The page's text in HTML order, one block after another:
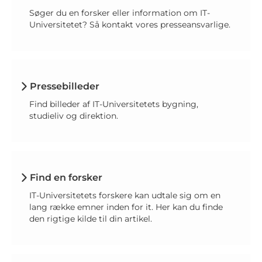
Søger du en forsker eller information om IT-
Universitetet? Så kontakt vores presseansvarlige.
Pressebilleder
Find billeder af IT-Universitetets bygning,
studieliv og direktion.
Find en forsker
IT-Universitetets forskere kan udtale sig om en
lang række emner inden for it. Her kan du finde
den rigtige kilde til din artikel.